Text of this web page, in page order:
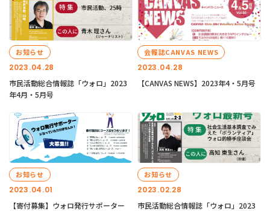
2023.04.28
お知らせ
市民活動総合情報誌「ウォロ」2023
年4月・5月号
2023.04.28
会報誌CANVAS NEWS
【CANVAS NEWS】2023年4・5月号
2023.04.01
お知らせ
【寄付募集】ウォロ発行サポーター
2023.02.28
お知らせ
市民活動総合情報誌「ウォロ」2023